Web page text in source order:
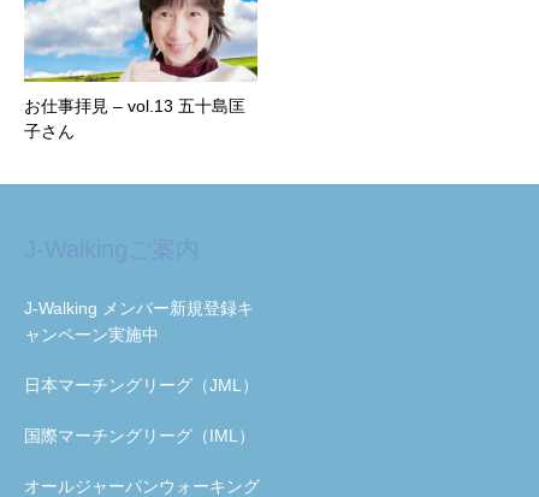
お仕事拝見 – vol.13 五十島匡
子さん
J-Walking メンバー新規登録キ
ャンペーン実施中
日本マーチングリーグ（JML）
国際マーチングリーグ（IML）
オールジャーパンウォーキング